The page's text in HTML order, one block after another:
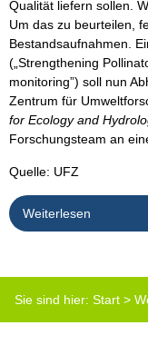
Qualität liefern sollen.
Um das zu beurteilen,
Bestandsaufnahmen.
(„Strengthening
monitoring”) soll nun
Zentrum für
for Ecology and
Forschungsteam an
Quelle: UFZ
Weiterlesen
Sie sind hier: Start >